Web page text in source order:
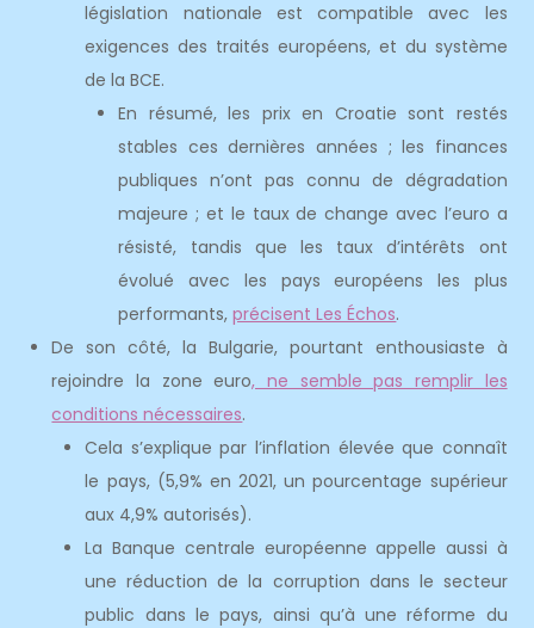
législation nationale est compatible avec les
exigences des traités européens, et du système
de la BCE.
En résumé, les prix en Croatie sont restés
stables ces dernières années ; les finances
publiques n’ont pas connu de dégradation
majeure ; et le taux de change avec l’euro a
résisté, tandis que les taux d’intérêts ont
évolué avec les pays européens les plus
performants,précisent Les Échos.
De son côté, la Bulgarie, pourtant enthousiaste à
rejoindre la zone euro, ne semble pas remplir les
conditions nécessaires.
Cela s’explique par l’inflation élevée que connaît
le pays, (5,9% en 2021, un pourcentage supérieur
aux 4,9% autorisés).
La Banque centrale européenne appelle aussi à
une réduction de la corruption dans le secteur
public dans le pays, ainsi qu’à une réforme du